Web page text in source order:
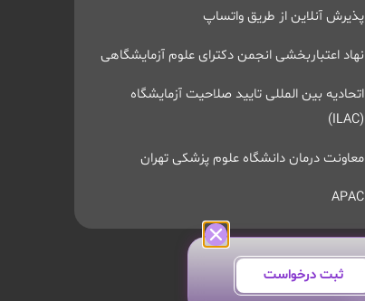
پذیرش آنلاین از طریق واتساپ
نهاد اعتباربخشی انجمن دکترای علوم آزمایشگاهی
اتحادیه بین المللی تایید صلاحیت آزمایشگاه
(ILAC)
معاونت درمان دانشگاه علوم پزشکی تهران
APAC
ثبت درخواست